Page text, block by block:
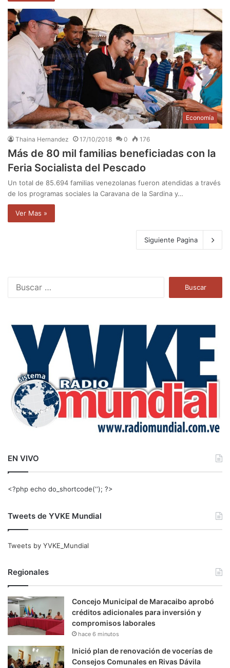
Economía
Thaina Hernandez 17/10/2018 0 176
Más de 80 mil familias beneficiadas con la
Feria Socialista del Pescado
Un total de 85.694 familias venezolanas fueron atendidas a través
de los programas sociales la Caravana de la Sardina y…
Ver Mas »
Siguiente Pagina
a
EN VIVO
<?php echo do_shortcode(‘‘); ?>
Tweets de YVKE Mundial
Tweets by YVKE_Mundial
Regionales
Concejo Municipal de Maracaibo aprobó
créditos adicionales para inversión y
compromisos laborales
hace 6 minutos
Inició plan de renovación de vocerías de
Consejos Comunales en Rivas Dávila